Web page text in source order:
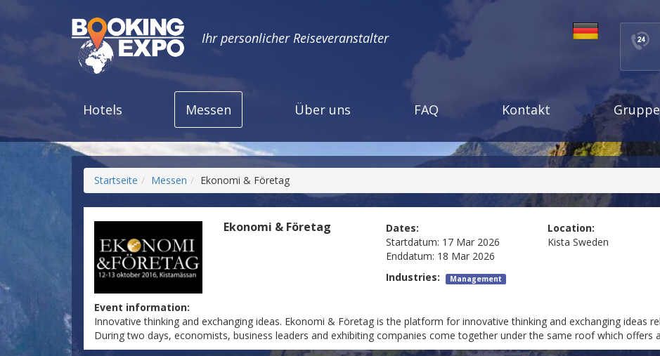
Ihr personlicher Reiseveranstalter
Hotels Messen Über uns FAQ Kontakt
Startseite Messen Ekonomi & Företag
Ekonomi & Företag
Dates:
Startdatum: 17 Mar 2026
Enddatum: 18 Mar 2026
Location:
Kista Sweden
Industries:
Management
Event information:
Innovative thinking and exchanging ideas. Ekonomi & Företag is the platform for innovative thinking and exchanging ideas
During two days, economists, business leaders and exhibiting companies come together under the same roof which offers